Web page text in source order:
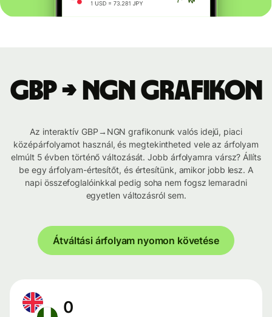
GBP → NGN grafikon
Az interaktív GBP→NGN grafikonunk valós idejű, piaci
középárfolyamot használ, és megtekintheted vele az árfolyam
elmúlt 5 évben történő változását. Jobb árfolyamra vársz? Állíts
be egy árfolyam-értesítőt, és értesítünk, amikor jobb lesz. A
napi összefoglalóinkkal pedig soha nem fogsz lemaradni
egyetlen változásról sem.
Átváltási árfolyam nyomon követése
0